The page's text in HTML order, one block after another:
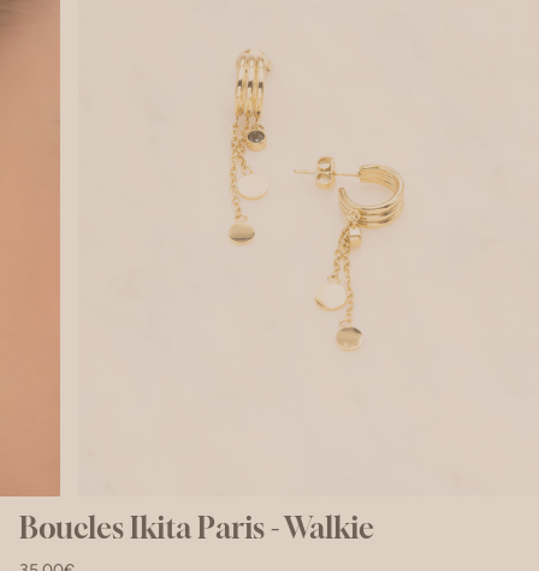
Boucles Ikita Paris - Walkie